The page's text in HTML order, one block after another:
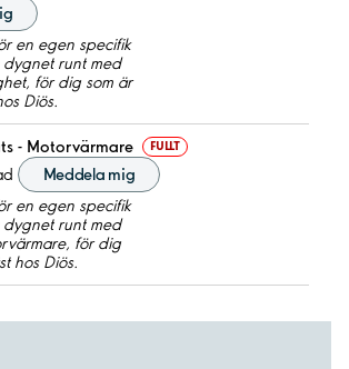
en egen specifik
runt med
för dig som är
Diös.
- Motorvärmare FULLT
Meddela mig
en egen specifik
runt med
för dig
hos Diös.